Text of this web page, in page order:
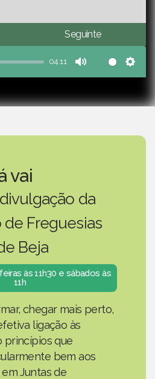
Seguinte
04:11
Mute
vai
da
de Freguesias
Beja
às 11h30 e sábados às
11h
chegar mais perto,
ligação às
princípios que
bem aos
Juntas de